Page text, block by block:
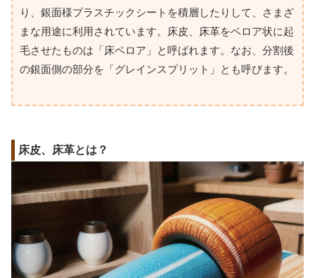
り、銀面様プラスチックシートを積層したりして、さまざ
まな用途に利用されています。床皮、床革をベロア状に起
毛させたものは「床ベロア」と呼ばれます。なお、分割後
の銀面側の部分を「グレインスプリット」とも呼びます。
床皮、床革とは？